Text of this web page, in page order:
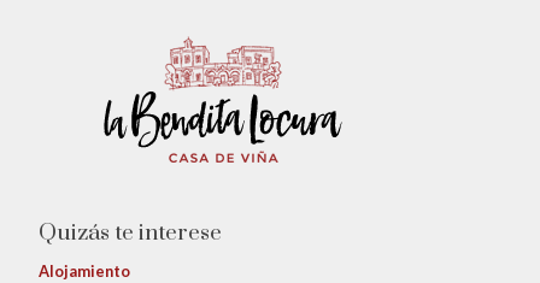
Quizás te interese
Alojamiento